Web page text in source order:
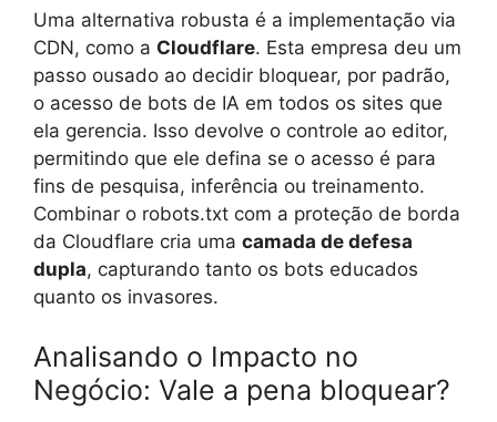
Uma alternativa robusta é a implementação via
CDN, como a Cloudflare. Esta empresa deu um
passo ousado ao decidir bloquear, por padrão,
o acesso de bots de IA em todos os sites que
ela gerencia. Isso devolve o controle ao editor,
permitindo que ele defina se o acesso é para
fins de pesquisa, inferência ou treinamento.
Combinar o robots.txt com a proteção de borda
da Cloudflare cria uma camada de defesa
dupla, capturando tanto os bots educados
quanto os invasores.
Analisando o Impacto no
Negócio: Vale a pena bloquear?